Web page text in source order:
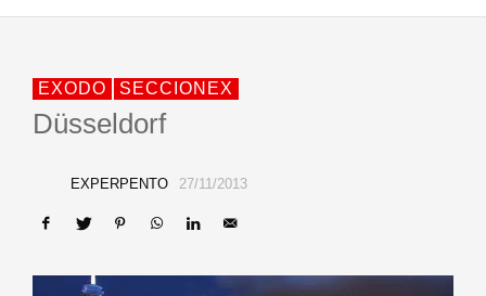
EXODO SECCIONEX
Düsseldorf
EXPERPENTO 27/11/2013